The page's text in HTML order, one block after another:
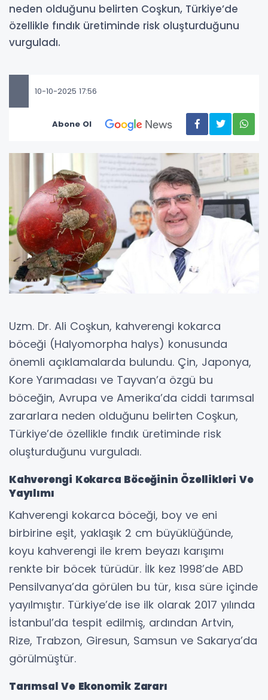
neden olduğunu belirten Coşkun, Türkiye’de
özellikle fındık üretiminde risk oluşturduğunu
vurguladı.
10-10-2025 17:56
Abone Ol
Uzm. Dr. Ali Coşkun, kahverengi kokarca
böceği (Halyomorpha halys) konusunda
önemli açıklamalarda bulundu. Çin, Japonya,
Kore Yarımadası ve Tayvan’a özgü bu
böceğin, Avrupa ve Amerika’da ciddi tarımsal
zararlara neden olduğunu belirten Coşkun,
Türkiye’de özellikle fındık üretiminde risk
oluşturduğunu vurguladı.
Kahverengi Kokarca Böceğinin Özellikleri Ve
Yayılımı
Kahverengi kokarca böceği, boy ve eni
birbirine eşit, yaklaşık 2 cm büyüklüğünde,
koyu kahverengi ile krem beyazı karışımı
renkte bir böcek türüdür. İlk kez 1998’de ABD
Pensilvanya’da görülen bu tür, kısa süre içinde
yayılmıştır. Türkiye’de ise ilk olarak 2017 yılında
İstanbul’da tespit edilmiş, ardından Artvin,
Rize, Trabzon, Giresun, Samsun ve Sakarya’da
görülmüştür.
Tarımsal Ve Ekonomik Zararı